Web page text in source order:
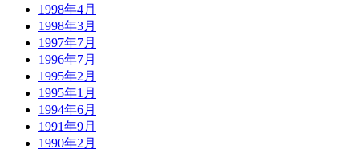
1998年4月
1998年3月
1997年7月
1996年7月
1995年2月
1995年1月
1994年6月
1991年9月
1990年2月